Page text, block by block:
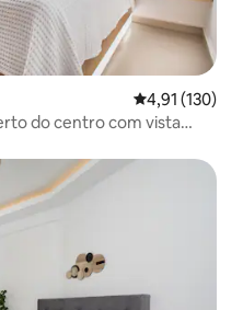
Classificação
4,91 (130)
do centro com vista